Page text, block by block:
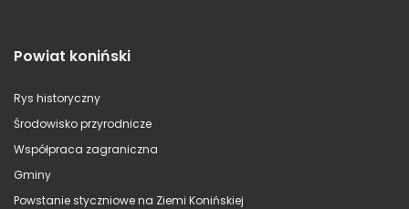
Powiat koniński
Rys historyczny
Środowisko przyrodnicze
Współpraca zagraniczna
Gminy
Powstanie styczniowe na Ziemi Konińskiej